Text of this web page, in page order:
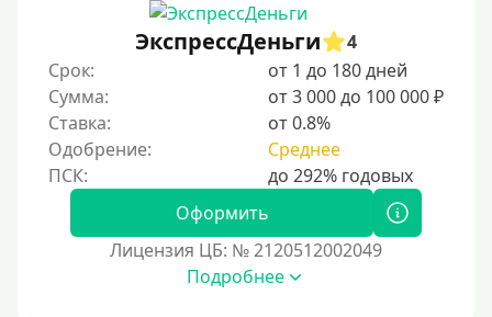
Без подтверждения дохода
Без справок и поручителей
Без посредников
Процент
Под 1 %
С пролонгацией (продлением)
Под высокий процент
ЭкспрессДеньги
4
Срок:
от 1 до 180 дней
Сумма:
от 3 000 до 100 000 ₽
Ставка:
от 0.8%
Одобрение:
Среднее
Оформить
Лицензия ЦБ: № 2120512002049
Подробнее